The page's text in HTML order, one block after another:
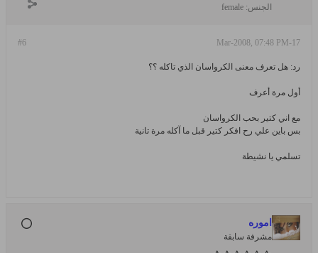
الجنس: female
#6 17-Mar-2008, 07:48 PM
رد: هل تعرف معنى الكرواسان الذي تاكله ؟؟
أول مرة أعرف
مع اني كتير بحب الكرواسان
بس باين علي رح افكر كتير قبل ما آكله مرة تانية
تسلمي يا نشيطة
اموره
مشرفة سابقة